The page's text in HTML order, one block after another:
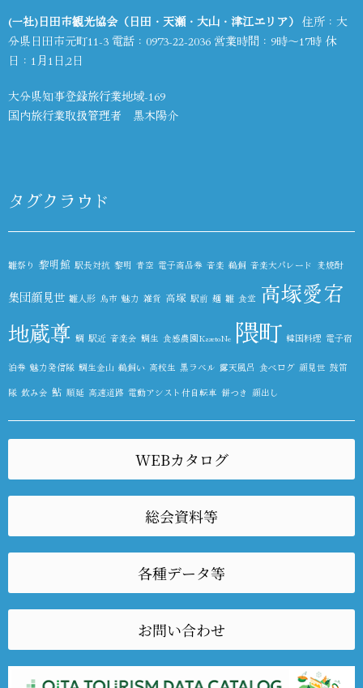
(一社)日田市観光協会（日田・天瀬・大山・津江エリア） 住所：大
分県日田市元町11-3 電話： 0973-22-2036 営業時間：9時～17時 休
日：1月1日,2日
大分県知事登録旅行業地域-169
国内旅行業取扱管理者 黒木陽介
タグクラウド
雛祭り 黎明館 駅長対抗 黎明 青空 電子商品券 音楽 鵜飼 音楽大パレード 麦焼酎
集団顔見世 雛人形 鳥市 魅力 雑貨 高塚 駅前 麺 雛 食堂 高塚愛宕
地蔵尊 鯛 駅近 音楽会 鯛生 食感農園KazetoNe 隈町 韓国料理 電子宿
泊券 魅力発信隊 鯛生金山 鵜飼い 高校生 黒ラベル 露天風呂 食べログ 顔見世 鼓笛
隊 飲み会 鮎 順延 高速道路 電動アシスト付自転車 餅つき 顔出し
WEBカタログ
総会資料等
各種データ等
お問い合わせ